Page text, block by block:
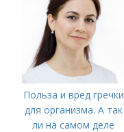
Польза и вред гречки
для организма. А так
ли на самом деле